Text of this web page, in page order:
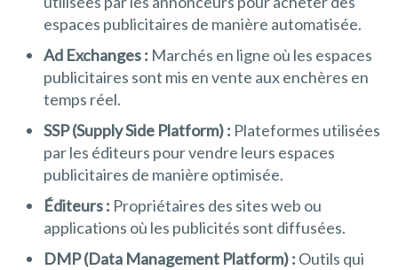
espaces publicitaires de manière automatisée.
Ad Exchanges : Marchés en ligne où les espaces
publicitaires sont mis en vente aux enchères en
temps réel.
SSP (Supply Side Platform) : Plateformes utilisées
par les éditeurs pour vendre leurs espaces
publicitaires de manière optimisée.
Éditeurs : Propriétaires des sites web ou
applications où les publicités sont diffusées.
DMP (Data Management Platform) : Outils qui